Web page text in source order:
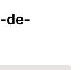
de-